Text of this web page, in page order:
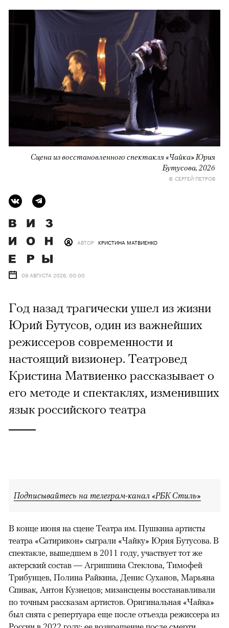
Сцена из восстановленного спектакля «Чайка» Юрия
Бутусова, 2026
© СЕРГЕЙ ПЕТРОВ
АВТОР КРИСТИНА МАТВИЕНКО
09 АВГУСТА 2026, 00:00
Год назад трагически ушел из жизни
Юрий Бутусов, один из важнейших
режиссеров современности и
настоящий визионер. Театровед
Кристина Матвиенко рассказывает о
его методе и спектаклях, изменивших
язык российского театра
Подписывайтесь на телеграм-канал «РБК Стиль»
В конце июня на сцене Театра им. Пушкина артисты
театра «Сатирикон» сыграли «Чайку» Юрия Бутусова. В
спектакле, вышедшем в 2011 году, участвует тот же
актерский состав — Агриппина Стеклова, Тимофей
Трибунцев, Полина Райкина, Денис Суханов, Марьяна
Спивак, Антон Кузнецов; мизансцены восстанавливали
по точным рассказам артистов. Оригинальная «Чайка»
был снята с репертуара еще после отъезда режиссера из